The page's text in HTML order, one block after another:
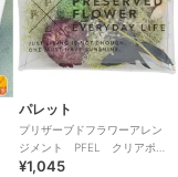
パレット
プリザーブドフラワーアレン
ジメント PFEL クリアポー
チ アイスランドモスモスグ
¥1,045